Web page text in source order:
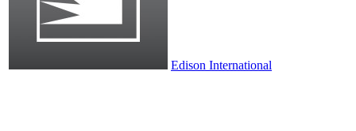
Edison International